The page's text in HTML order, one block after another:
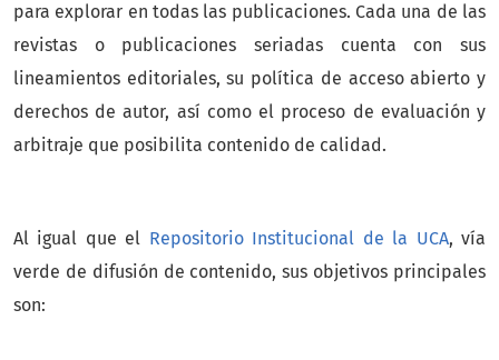
para explorar en todas las publicaciones. Cada una de las
revistas o publicaciones seriadas cuenta con sus
lineamientos editoriales, su política de acceso abierto y
derechos de autor, así como el proceso de evaluación y
arbitraje que posibilita contenido de calidad.
Al igual que el Repositorio Institucional de la UCA, vía
verde de difusión de contenido, sus objetivos principales
son: